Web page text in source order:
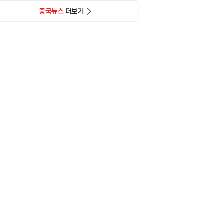
중국뉴스더보기